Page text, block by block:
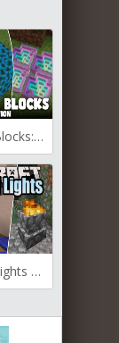
Additional Blocks: Stone Edition для Майнкрафт [1.20.1, 1.19.4, 1.19.2]
Additional Lights для Майнкрафт [1.19.3, 1.19.2, 1.19.1]